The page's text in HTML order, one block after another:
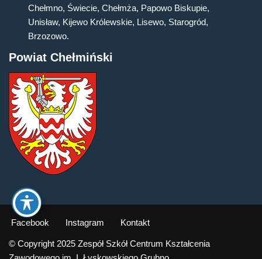
Chełmno, Świecie, Chełmża, Papowo Biskupie,
Unisław, Kijewo Królewskie, Lisewo, Starogród,
Brzozowo.
Powiat Chełmiński
Facebook Instagram Kontakt
© Copyright 2025 Zespół Szkół Centrum Kształcenia